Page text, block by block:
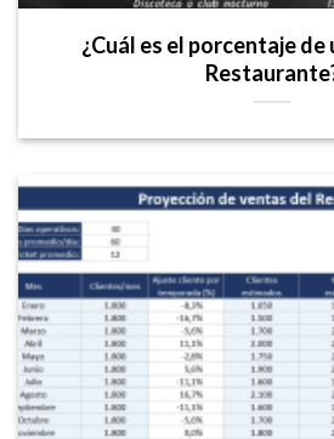
¿Cuál es el porcentaje